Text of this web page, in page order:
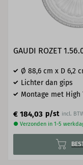
GAUDI ROZET
Ø 88,6 cm x D 6,2
Lichter dan gips
Montage met High
€ 184,03 p/st incl.
● Verzonden in 1-5